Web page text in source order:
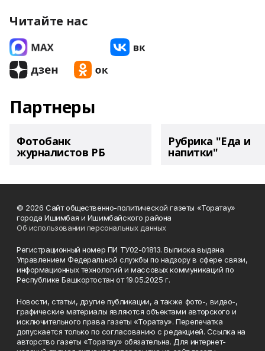
Читайте нас
Партнеры
Фотобанк
журналистов РБ
Рубрика "Еда и
напитки"
© 2026 Сайт общественно-политической газеты «Торатау»
города Ишимбая и Ишимбайского района
Об использовании персональных данных
Регистрационный номер ПИ ТУ02-01813. Выписка выдана
Управлением Федеральной службы по надзору в сфере связи,
информационных технологий и массовых коммуникаций по
Республике Башкортостан от 19.05.2025 г.
Новости, статьи, другие публикации, а также фото-, видео-,
графические материалы являются объектами авторского и
исключительного права газеты «Торатау». Перепечатка
допускается только по согласованию с редакцией. Ссылка на
авторство газеты «Торатау» обязательна. Для интернет-